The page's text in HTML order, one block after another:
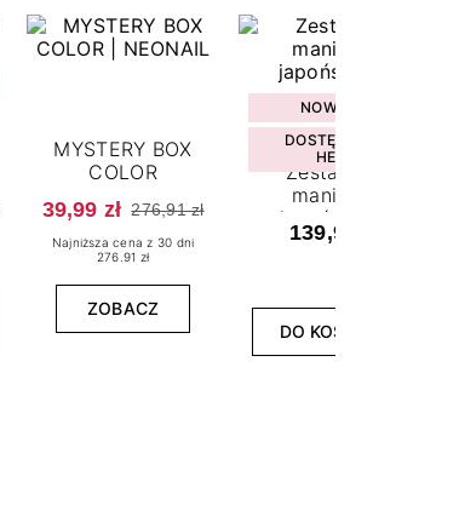
MYSTERY BOX
COLOR
39,99 zł 276,91 zł
Najniższa cena z 30 dni
276.91 zł
ZOBACZ
NOWOŚĆ
DOSTĘPNY W
HEBE
Zestaw do
manicure
japońskiego
139,99 zł
DO KOSZYKA